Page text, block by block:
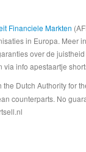
Financiele Markten
in Europa.
over de
via info apestaartje
Dutch Authority for
counterparts. No